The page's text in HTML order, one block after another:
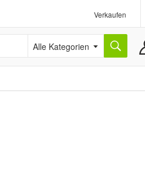
Verkaufen
Alle Kategorien